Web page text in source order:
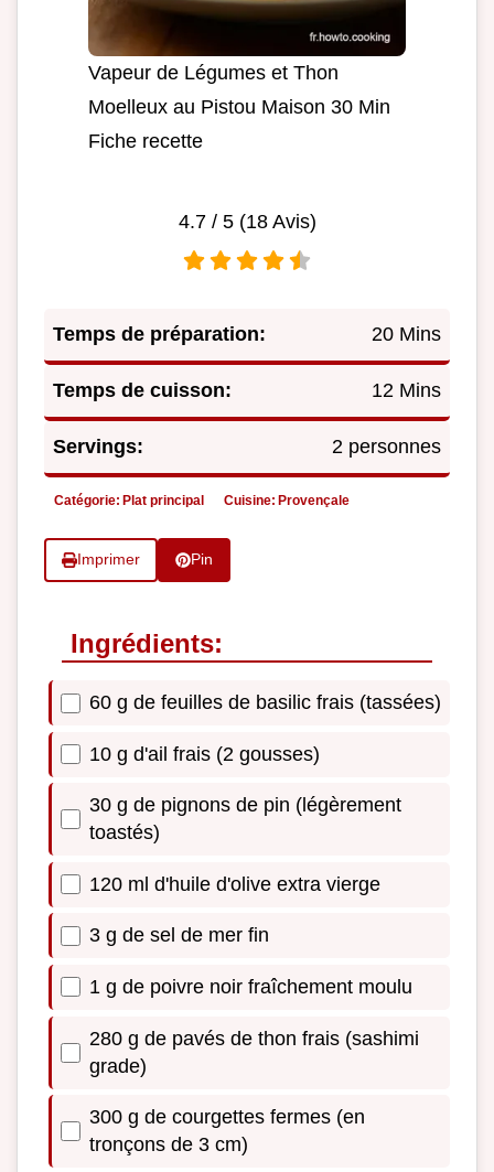
Vapeur de Légumes et Thon
Moelleux au Pistou Maison 30 Min
Fiche recette
4.7/ 5 (18Avis)
Temps de préparation: 20 Mins
Temps de cuisson: 12 Mins
Servings: 2 personnes
Catégorie: Plat principal Cuisine: Provençale
Imprimer Pin
Ingrédients:
60 g de feuilles de basilic frais (tassées)
10 g d'ail frais (2 gousses)
30 g de pignons de pin (légèrement
toastés)
120 ml d'huile d'olive extra vierge
3 g de sel de mer fin
1 g de poivre noir fraîchement moulu
280 g de pavés de thon frais (sashimi
grade)
300 g de courgettes fermes (en
tronçons de 3 cm)